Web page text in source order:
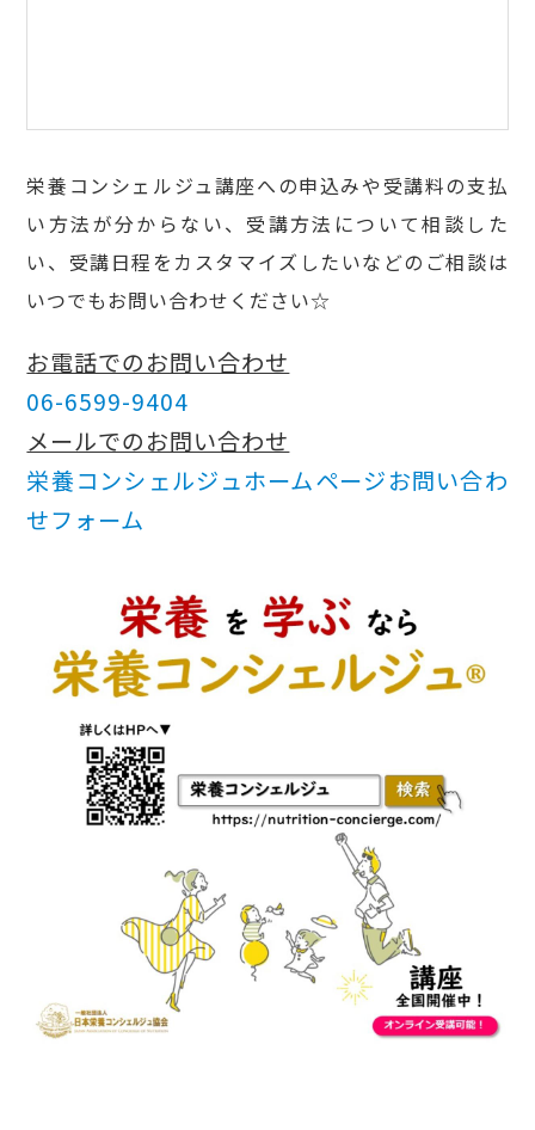
栄養コンシェルジュ講座への申込みや受講料の支払
い方法が分からない、受講方法について相談した
い、受講日程をカスタマイズしたいなどのご相談は
いつでもお問い合わせください☆
お電話でのお問い合わせ
06-6599-9404
メールでのお問い合わせ
栄養コンシェルジュホームページお問い合わ
せフォーム